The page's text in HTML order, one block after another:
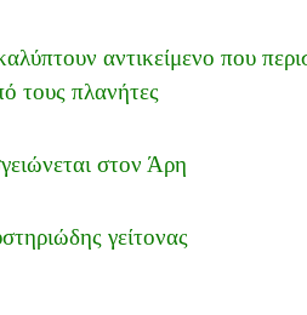
αντικείμενο που
τους πλανήτες
στον Άρη
γείτονας